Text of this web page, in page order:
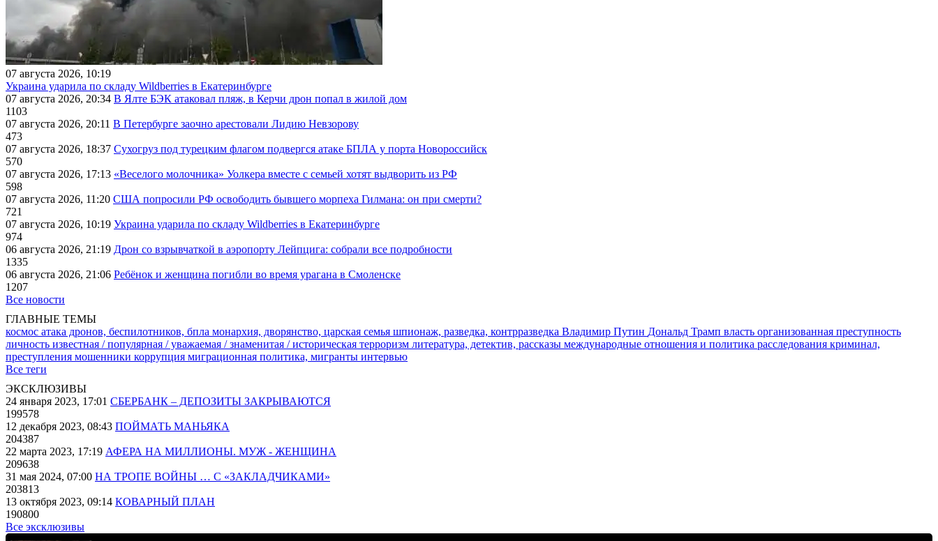
07 августа 2026, 10:19
Украина ударила по складу Wildberries в Екатеринбурге
07 августа 2026, 20:34 В Ялте БЭК атаковал пляж, в Керчи дрон попал в жилой дом
1103
07 августа 2026, 20:11 В Петербурге заочно арестовали Лидию Невзорову
473
07 августа 2026, 18:37 Сухогруз под турецким флагом подвергся атаке БПЛА у порта Новороссийск
570
07 августа 2026, 17:13 «Веселого молочника» Уолкера вместе с семьей хотят выдворить из РФ
598
07 августа 2026, 11:20 США попросили РФ освободить бывшего морпеха Гилмана: он при смерти?
721
07 августа 2026, 10:19 Украина ударила по складу Wildberries в Екатеринбурге
974
06 августа 2026, 21:19 Дрон со взрывчаткой в аэропорту Лейпцига: собрали все подробности
1335
06 августа 2026, 21:06 Ребёнок и женщина погибли во время урагана в Смоленске
1207
Все новости
ГЛАВНЫЕ ТЕМЫ
космос атака дронов, беспилотников, бпла монархия, дворянство, царская семья шпионаж, разведка, контрразведка Владимир Путин Дональд Трамп власть организованная преступность
личность известная / популярная / уважаемая / знаменитая / историческая терроризм литература, детектив, рассказы международные отношения и политика расследования криминал,
преступления мошенники коррупция миграционная политика, мигранты интервью
Все теги
ЭКСКЛЮЗИВЫ
24 января 2023, 17:01 СБЕРБАНК – ДЕПОЗИТЫ ЗАКРЫВАЮТСЯ
199578
12 декабря 2023, 08:43 ПОЙМАТЬ МАНЬЯКА
204387
22 марта 2023, 17:19 АФЕРА НА МИЛЛИОНЫ. МУЖ - ЖЕНЩИНА
209638
31 мая 2024, 07:00 НА ТРОПЕ ВОЙНЫ … С «ЗАКЛАДЧИКАМИ»
203813
13 октября 2023, 09:14 КОВАРНЫЙ ПЛАН
190800
Все эксклюзивы